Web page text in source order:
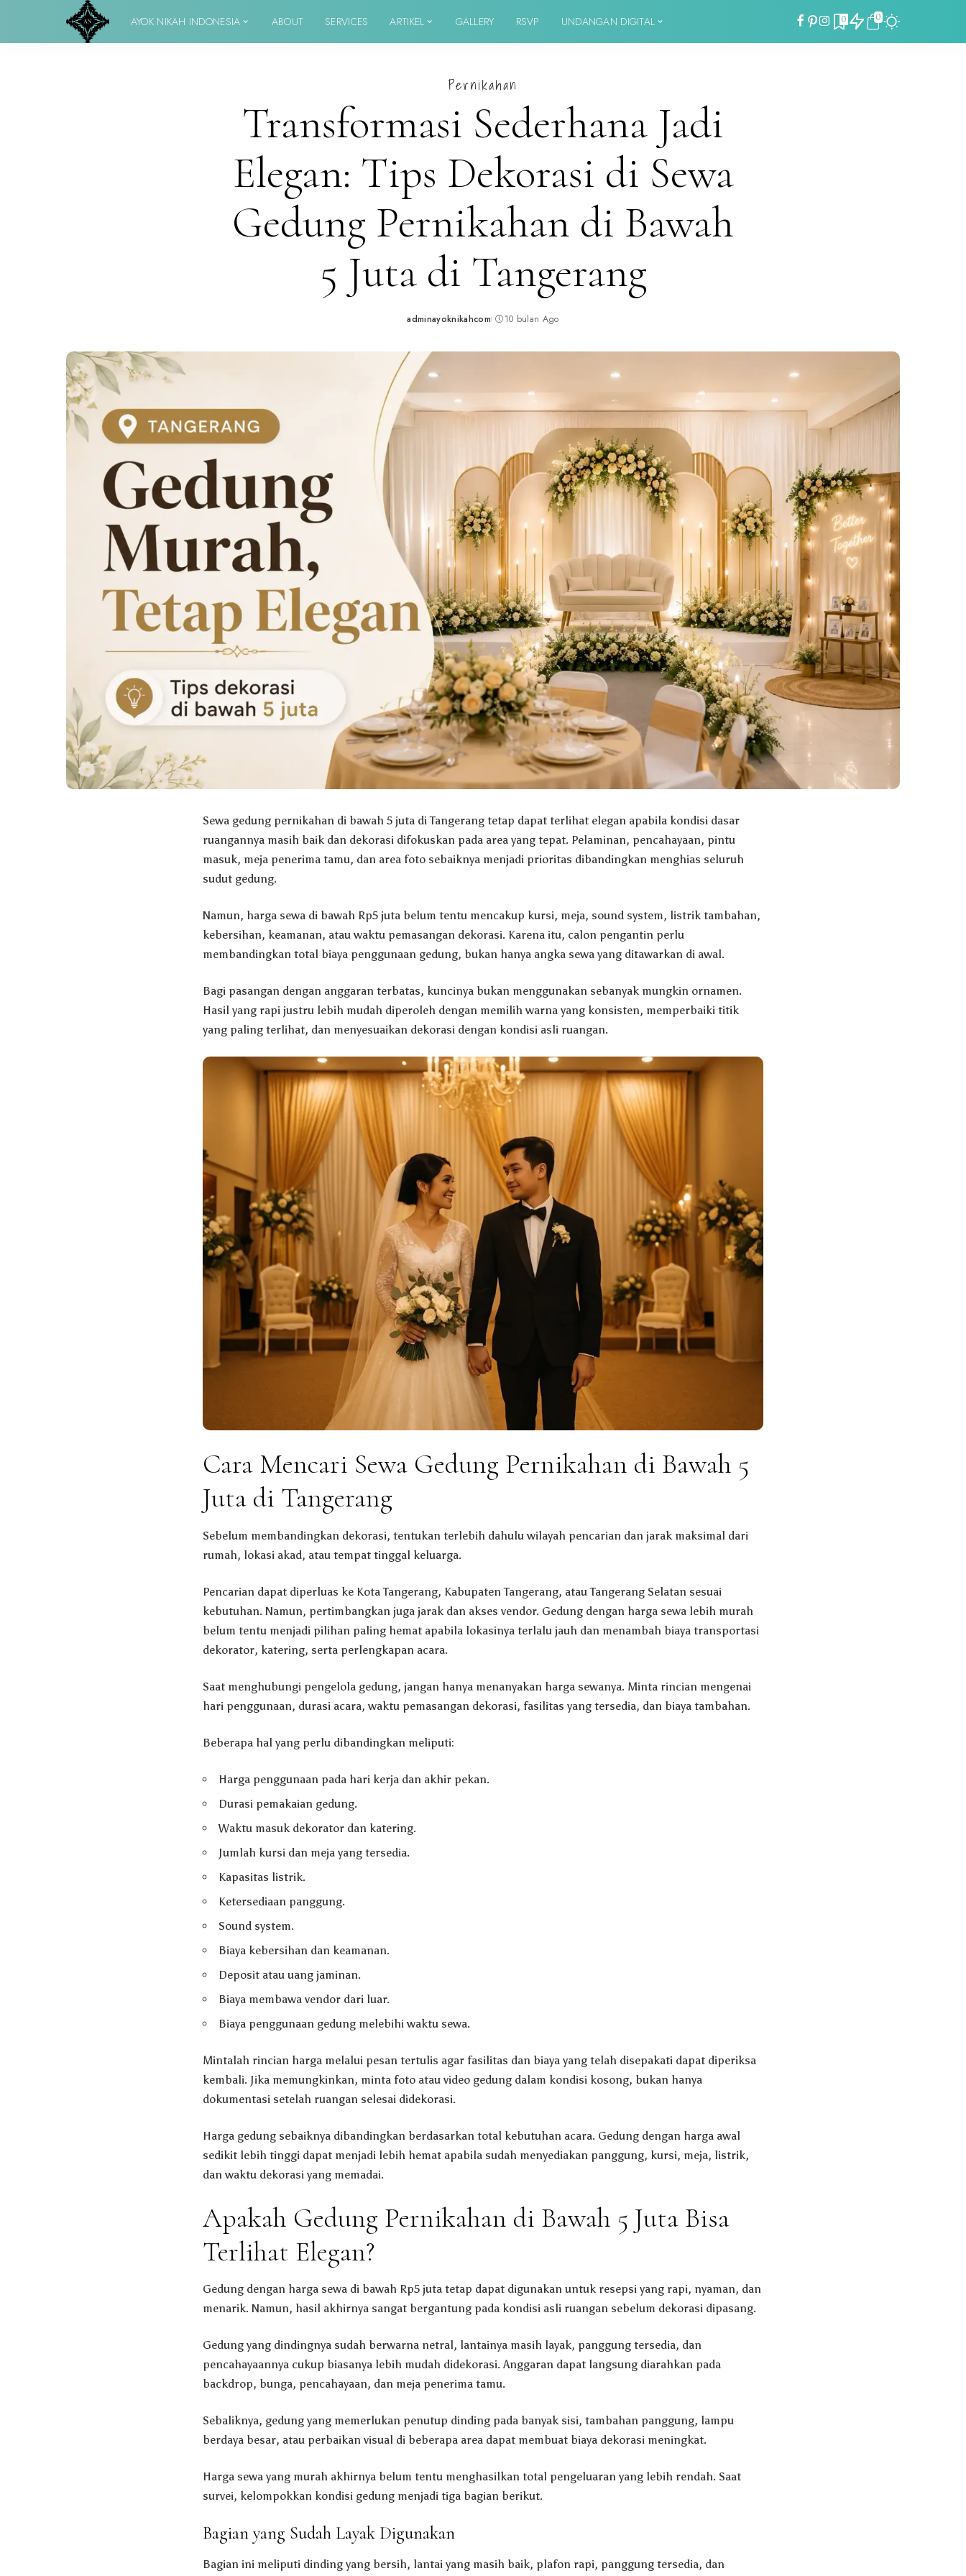
AYOK NIKAH INDONESIA ABOUT SERVICES ARTIKEL GALLERY RSVP UNDANGAN DIGITAL 0 0
Pernikahan
Transformasi Sederhana Jadi
Elegan: Tips Dekorasi di Sewa
Gedung Pernikahan di Bawah
5 Juta di Tangerang
Posted
adminayoknikahcom 10 bulan Ago
Sewa gedung pernikahan di bawah 5 juta di Tangerang tetap dapat terlihat elegan apabila kondisi dasar
ruangannya masih baik dan dekorasi difokuskan pada area yang tepat. Pelaminan, pencahayaan, pintu
masuk, meja penerima tamu, dan area foto sebaiknya menjadi prioritas dibandingkan menghias seluruh
sudut gedung.
Namun, harga sewa di bawah Rp5 juta belum tentu mencakup kursi, meja, sound system, listrik tambahan,
kebersihan, keamanan, atau waktu pemasangan dekorasi. Karena itu, calon pengantin perlu
membandingkan total biaya penggunaan gedung, bukan hanya angka sewa yang ditawarkan di awal.
Bagi pasangan dengan anggaran terbatas, kuncinya bukan menggunakan sebanyak mungkin ornamen.
Hasil yang rapi justru lebih mudah diperoleh dengan memilih warna yang konsisten, memperbaiki titik
yang paling terlihat, dan menyesuaikan dekorasi dengan kondisi asli ruangan.
Cara Mencari Sewa Gedung Pernikahan di Bawah 5
Juta di Tangerang
Sebelum membandingkan dekorasi, tentukan terlebih dahulu wilayah pencarian dan jarak maksimal dari
rumah, lokasi akad, atau tempat tinggal keluarga.
Pencarian dapat diperluas ke Kota Tangerang, Kabupaten Tangerang, atau Tangerang Selatan sesuai
kebutuhan. Namun, pertimbangkan juga jarak dan akses vendor. Gedung dengan harga sewa lebih murah
belum tentu menjadi pilihan paling hemat apabila lokasinya terlalu jauh dan menambah biaya transportasi
dekorator, katering, serta perlengkapan acara.
Saat menghubungi pengelola gedung, jangan hanya menanyakan harga sewanya. Minta rincian mengenai
hari penggunaan, durasi acara, waktu pemasangan dekorasi, fasilitas yang tersedia, dan biaya tambahan.
Beberapa hal yang perlu dibandingkan meliputi:
Harga penggunaan pada hari kerja dan akhir pekan.
Durasi pemakaian gedung.
Waktu masuk dekorator dan katering.
Jumlah kursi dan meja yang tersedia.
Kapasitas listrik.
Ketersediaan panggung.
Sound system.
Biaya kebersihan dan keamanan.
Deposit atau uang jaminan.
Biaya membawa vendor dari luar.
Biaya penggunaan gedung melebihi waktu sewa.
Mintalah rincian harga melalui pesan tertulis agar fasilitas dan biaya yang telah disepakati dapat diperiksa
kembali. Jika memungkinkan, minta foto atau video gedung dalam kondisi kosong, bukan hanya
dokumentasi setelah ruangan selesai didekorasi.
Harga gedung sebaiknya dibandingkan berdasarkan total kebutuhan acara. Gedung dengan harga awal
sedikit lebih tinggi dapat menjadi lebih hemat apabila sudah menyediakan panggung, kursi, meja, listrik,
dan waktu dekorasi yang memadai.
Apakah Gedung Pernikahan di Bawah 5 Juta Bisa
Terlihat Elegan?
Gedung dengan harga sewa di bawah Rp5 juta tetap dapat digunakan untuk resepsi yang rapi, nyaman, dan
menarik. Namun, hasil akhirnya sangat bergantung pada kondisi asli ruangan sebelum dekorasi dipasang.
Gedung yang dindingnya sudah berwarna netral, lantainya masih layak, panggung tersedia, dan
pencahayaannya cukup biasanya lebih mudah didekorasi. Anggaran dapat langsung diarahkan pada
backdrop, bunga, pencahayaan, dan meja penerima tamu.
Sebaliknya, gedung yang memerlukan penutup dinding pada banyak sisi, tambahan panggung, lampu
berdaya besar, atau perbaikan visual di beberapa area dapat membuat biaya dekorasi meningkat.
Harga sewa yang murah akhirnya belum tentu menghasilkan total pengeluaran yang lebih rendah. Saat
survei, kelompokkan kondisi gedung menjadi tiga bagian berikut.
Bagian yang Sudah Layak Digunakan
Bagian ini meliputi dinding yang bersih, lantai yang masih baik, plafon rapi, panggung tersedia, dan